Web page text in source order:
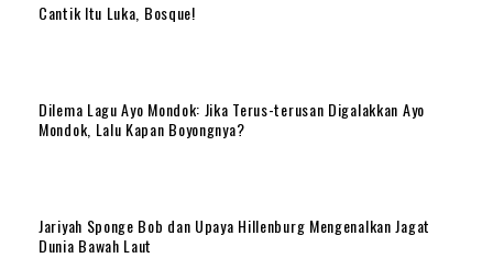
Cantik Itu Luka, Bosque!
Dilema Lagu Ayo Mondok: Jika Terus-terusan Digalakkan Ayo
Mondok, Lalu Kapan Boyongnya?
Jariyah Sponge Bob dan Upaya Hillenburg Mengenalkan Jagat
Dunia Bawah Laut